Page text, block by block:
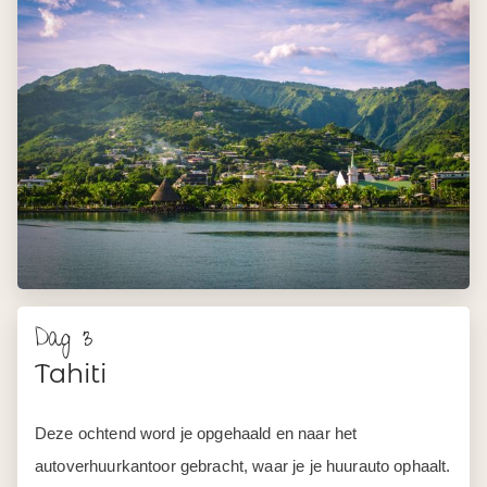
Dag 3
Tahiti
Deze ochtend word je opgehaald en naar het
autoverhuurkantoor gebracht, waar je je huurauto ophaalt.